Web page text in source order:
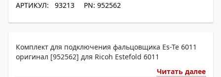
АРТИКУЛ: 93213 PN: 952562
Комплект для подключения фальцовщика Es-Te 6011
оригинал [952562] для Ricoh Estefold 6011
Читать далее